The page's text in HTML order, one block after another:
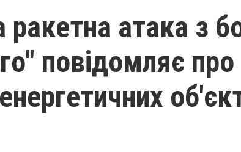
атака з
повідомляє про